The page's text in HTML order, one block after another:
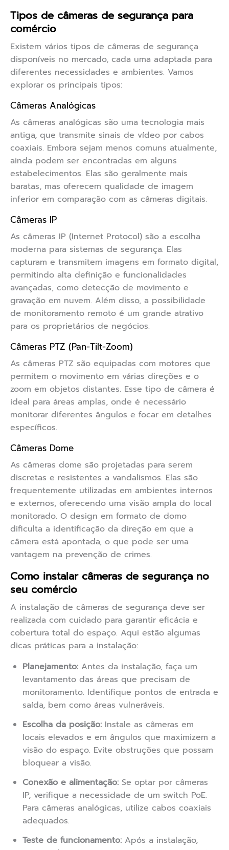
Tipos de câmeras de segurança para
comércio
Existem vários tipos de câmeras de segurança
disponíveis no mercado, cada uma adaptada para
diferentes necessidades e ambientes. Vamos
explorar os principais tipos:
Câmeras Analógicas
As câmeras analógicas são uma tecnologia mais
antiga, que transmite sinais de vídeo por cabos
coaxiais. Embora sejam menos comuns atualmente,
ainda podem ser encontradas em alguns
estabelecimentos. Elas são geralmente mais
baratas, mas oferecem qualidade de imagem
inferior em comparação com as câmeras digitais.
Câmeras IP
As câmeras IP (Internet Protocol) são a escolha
moderna para sistemas de segurança. Elas
capturam e transmitem imagens em formato digital,
permitindo alta definição e funcionalidades
avançadas, como detecção de movimento e
gravação em nuvem. Além disso, a possibilidade
de monitoramento remoto é um grande atrativo
para os proprietários de negócios.
Câmeras PTZ (Pan-Tilt-Zoom)
As câmeras PTZ são equipadas com motores que
permitem o movimento em várias direções e o
zoom em objetos distantes. Esse tipo de câmera é
ideal para áreas amplas, onde é necessário
monitorar diferentes ângulos e focar em detalhes
específicos.
Câmeras Dome
As câmeras dome são projetadas para serem
discretas e resistentes a vandalismos. Elas são
frequentemente utilizadas em ambientes internos
e externos, oferecendo uma visão ampla do local
monitorado. O design em formato de domo
dificulta a identificação da direção em que a
câmera está apontada, o que pode ser uma
vantagem na prevenção de crimes.
Como instalar câmeras de segurança no
seu comércio
A instalação de câmeras de segurança deve ser
realizada com cuidado para garantir eficácia e
cobertura total do espaço. Aqui estão algumas
dicas práticas para a instalação:
Planejamento: Antes da instalação, faça um
levantamento das áreas que precisam de
monitoramento. Identifique pontos de entrada e
saída, bem como áreas vulneráveis.
Escolha da posição: Instale as câmeras em
locais elevados e em ângulos que maximizem a
visão do espaço. Evite obstruções que possam
bloquear a visão.
Conexão e alimentação: Se optar por câmeras
IP, verifique a necessidade de um switch PoE.
Para câmeras analógicas, utilize cabos coaxiais
adequados.
Teste de funcionamento: Após a instalação,